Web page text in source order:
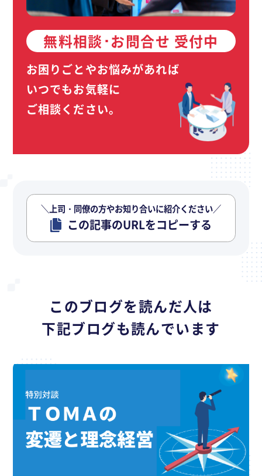
無料相談･お問合せ 受付中
お困りごとやお悩みがあれば
いつでもお気軽に
ご相談ください。
＼上司・同僚の方やお知り合いに紹介ください／
この記事のURLをコピーする
このブログを読んだ人は
下記ブログも読んでいます